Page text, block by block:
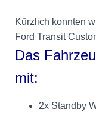
Kürzlich konnten
Ford Transit
Das
mit:
2x Standby